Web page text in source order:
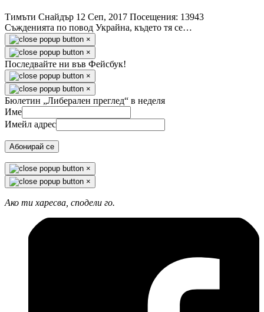
Тимъти Снайдър 12 Сeп, 2017 Посещения: 13943
Съжденията по повод Украйна, където тя се…
×
×
Последвайте ни във Фейсбук!
×
×
Бюлетин „Либерален преглед“ в неделя
Име
Имейл адрес
Абонирай се
×
×
Ако ти харесва, сподели го.